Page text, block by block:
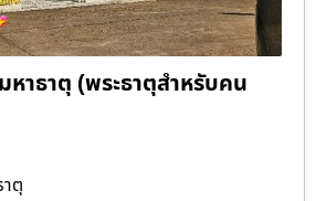
หาธาตุ (พระธาตุสำหรับคน
ตุ